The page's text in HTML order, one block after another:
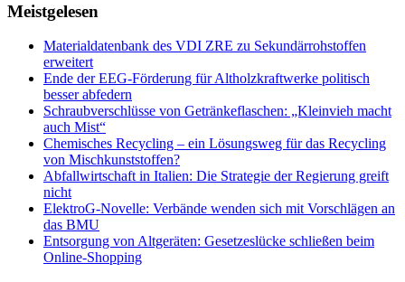
Meistgelesen
Materialdatenbank des VDI ZRE zu Sekundär­rohstoffen
erweitert
Ende der EEG-Förderung für Altholzkraftwerke politisch
besser abfedern
Schraubverschlüsse von Getränkeflaschen: „Kleinvieh macht
auch Mist“
Chemisches Recycling – ein Lösungsweg für das Recycling
von Mischkunststoffen?
Abfallwirtschaft in Italien: Die Strategie der Regierung greift
nicht
ElektroG-Novelle: Verbände wenden sich mit Vorschlägen an
das BMU
Entsorgung von Altgeräten: Gesetzeslücke schließen beim
Online-Shopping